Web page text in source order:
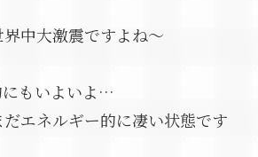
中大激震ですよね～
にもいよいよ…
エネルギー的に凄い状態です